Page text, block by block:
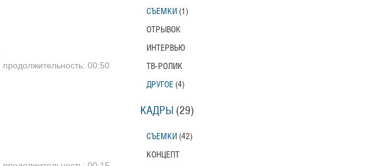
продолжительность: 00:50
СЪЕМКИ (1)
ОТРЫВОК
ИНТЕРВЬЮ
ТВ-РОЛИК
ДРУГОЕ (4)
КАДРЫ (29)
СЪЕМКИ (42)
КОНЦЕПТ